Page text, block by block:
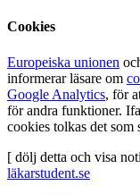
Cookies
Europeiska unionen
informerar läsare om
Google Analytics, för
för andra funktioner.
cookies tolkas det som
[ dölj detta och visa
läkarstudent.se